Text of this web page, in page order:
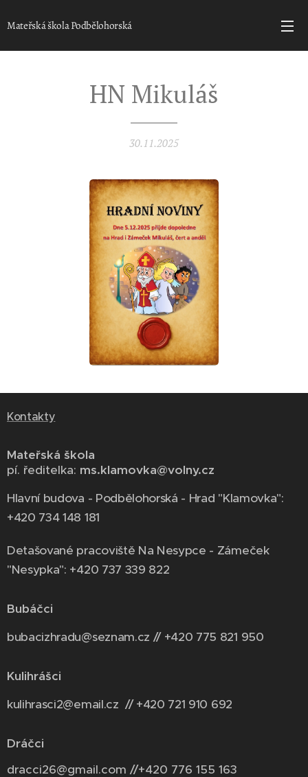
Mateřská škola Podbělohorská
HN Mikuláš
30.11.2025
Kontakty
Mateřská škola
pí. ředitelka: ms.klamovka@volny.cz
Hlavní budova - Podbělohorská - Hrad "Klamovka":
+420 734 148 181
Detašované pracoviště Na Nesypce - Zámeček
"Nesypka": +420 737 339 822
Bubáčci
bubacizhradu@seznam.cz // +420 775 821 950
Kulihrášci
kulihrasci2@email.cz // +420 721 910 692
Dráčci
dracci26@gmail.com //+420 776 155 163